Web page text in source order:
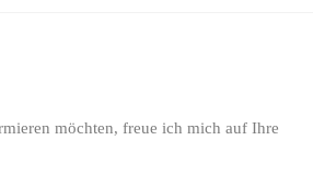
möchten, freue ich mich auf Ihre